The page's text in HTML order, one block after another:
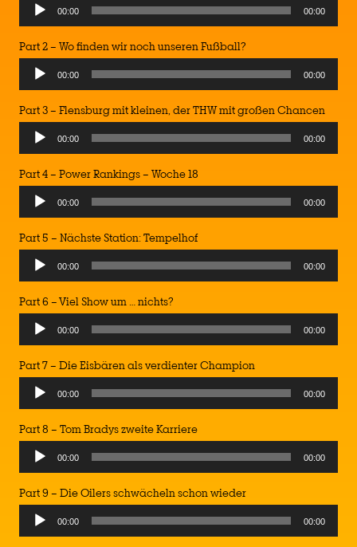
Audio
Player
00:00 00:00
Part 2 – Wo finden wir noch unseren Fußball?
Audio
Player
00:00 00:00
Part 3 – Flensburg mit kleinen, der THW mit großen Chancen
Audio
Player
00:00 00:00
Part 4 – Power Rankings – Woche 18
Audio
Player
00:00 00:00
Part 5 – Nächste Station: Tempelhof
Audio
Player
00:00 00:00
Part 6 – Viel Show um … nichts?
Audio
Player
00:00 00:00
Part 7 – Die Eisbären als verdienter Champion
Audio
Player
00:00 00:00
Part 8 – Tom Bradys zweite Karriere
Audio
Player
00:00 00:00
Part 9 – Die Oilers schwächeln schon wieder
Audio
Player
00:00 00:00